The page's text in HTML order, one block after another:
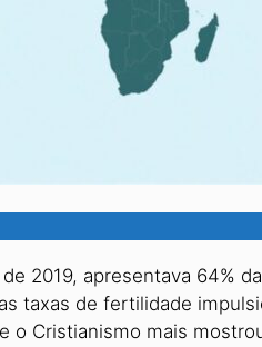
2019, apresentava 64%
taxas de fertilidade
Cristianismo mais